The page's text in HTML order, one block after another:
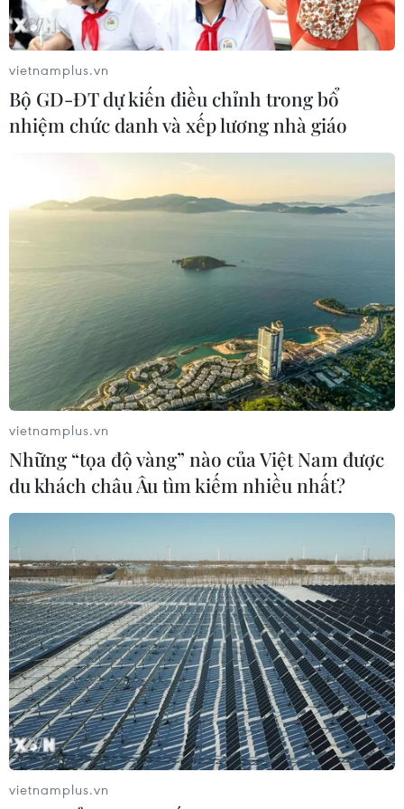
Sự kiện đầu tiên của giải đua Công thức 1
11/04/2019 07:47
Sự kiện 'Khởi động Formula 1 Việt Nam Grand Prix' sẽ
được tổ chức vào ngày 20/4 tại Quảng trường Sân vận
động Quốc gia Mỹ Đình. Đây cũng là địa điểm sẽ diễn
ra Giải đua xe Công thức 1 từ tháng 4/2020.
Xe đua công thức 1 sở hữu các công nghệ
nào để an toàn nhất thế giới
17/04/2019 03:32
Tất các các nghiên cứu công nghệ tối tân nhất và các
quy định nghiêm ngặt đã biến những chiếc xe đua F1
tưởng như không an toàn trở thành an toàn không tưởng
trên mọi hành trình.
vietnamplus.vn
Bộ GD-ĐT dự kiến điều chỉnh trong bổ
nhiệm chức danh và xếp lương nhà giáo
vietnamplus.vn
Những “tọa độ vàng” nào của Việt Nam được
du khách châu Âu tìm kiếm nhiều nhất?
vietnamplus.vn